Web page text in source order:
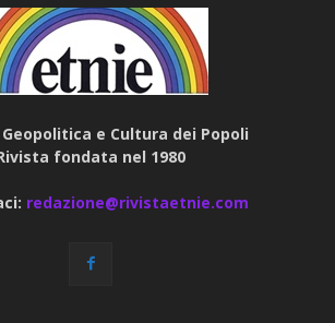
Geopolitica e Cultura dei Popoli
fondata nel 1980
redazione@rivistaetnie.com